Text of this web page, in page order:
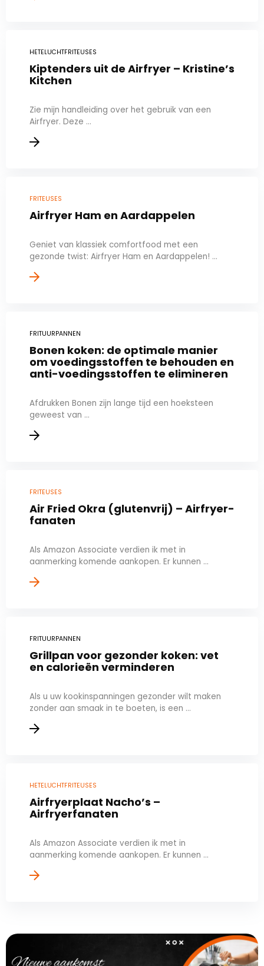
HETELUCHTFRITEUSES
Kiptenders uit de Airfryer – Kristine’s
Kitchen
Zie mijn handleiding over het gebruik van een
Airfryer. Deze ...
FRITEUSES
Airfryer Ham en Aardappelen
Geniet van klassiek comfortfood met een
gezonde twist: Airfryer Ham en Aardappelen! ...
FRITUURPANNEN
Bonen koken: de optimale manier
om voedingsstoffen te behouden en
anti-voedingsstoffen te elimineren
Afdrukken Bonen zijn lange tijd een hoeksteen
geweest van ...
FRITEUSES
Air Fried Okra (glutenvrij) – Airfryer-
fanaten
Als Amazon Associate verdien ik met in
aanmerking komende aankopen. Er kunnen ...
FRITUURPANNEN
Grillpan voor gezonder koken: vet
en calorieën verminderen
Als u uw kookinspanningen gezonder wilt maken
zonder aan smaak in te boeten, is een ...
HETELUCHTFRITEUSES
Airfryerplaat Nacho’s –
Airfryerfanaten
Als Amazon Associate verdien ik met in
aanmerking komende aankopen. Er kunnen ...